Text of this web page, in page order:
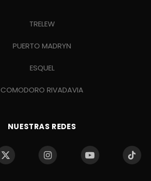
TRELEW
PUERTO MADRYN
ESQUEL
COMODORO RIVADAVIA
NUESTRAS REDES
X
Instagram YouTube